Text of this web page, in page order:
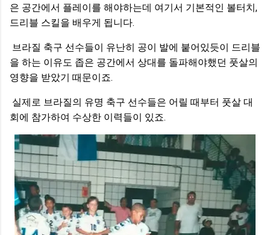
은 공간에서 플레이를 해야하는데 여기서 기본적인 볼터치,
드리블 스킬을 배우게 됩니다.
브라질 축구 선수들이 유난히 공이 발에 붙어있듯이 드리블
을 하는 이유도 좁은 공간에서 상대를 돌파해야했던 풋살의
영향을 받았기 때문이죠.
실제로 브라질의 유명 축구 선수들은 어릴 때부터 풋살 대
회에 참가하여 수상한 이력들이 있죠.